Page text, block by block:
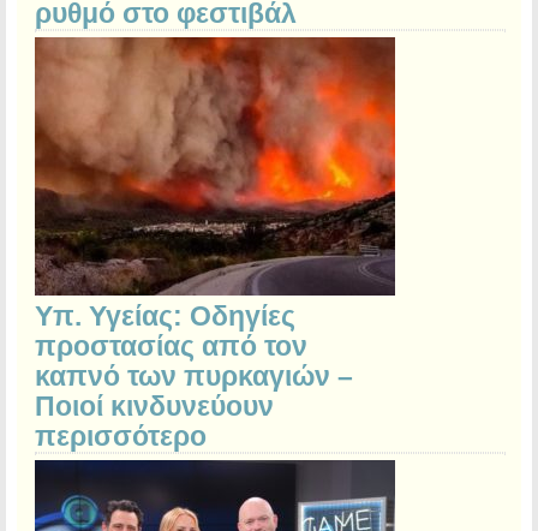
ρυθμό στο φεστιβάλ
Υπ. Υγείας: Οδηγίες
προστασίας από τον
καπνό των πυρκαγιών –
Ποιοί κινδυνεύουν
περισσότερο